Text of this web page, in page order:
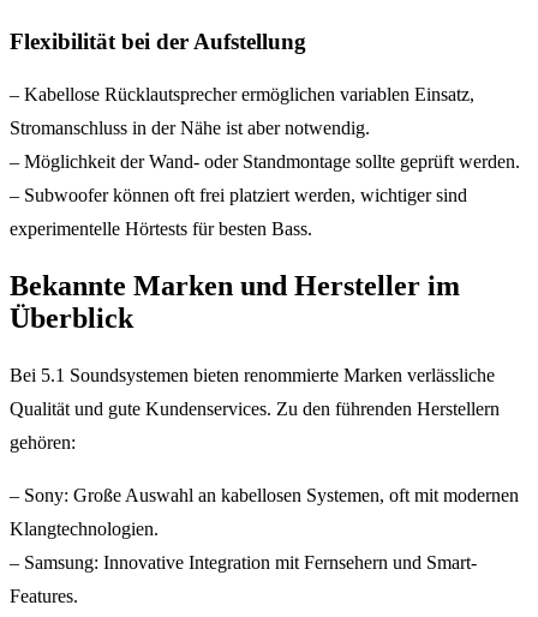
Flexibilität bei der Aufstellung
– Kabellose Rücklautsprecher ermöglichen variablen Einsatz,
Stromanschluss in der Nähe ist aber notwendig.
– Möglichkeit der Wand- oder Standmontage sollte geprüft werden.
– Subwoofer können oft frei platziert werden, wichtiger sind
experimentelle Hörtests für besten Bass.
Bekannte Marken und Hersteller im
Überblick
Bei 5.1 Soundsystemen bieten renommierte Marken verlässliche
Qualität und gute Kundenservices. Zu den führenden Herstellern
gehören:
– Sony: Große Auswahl an kabellosen Systemen, oft mit modernen
Klangtechnologien.
– Samsung: Innovative Integration mit Fernsehern und Smart-
Features.